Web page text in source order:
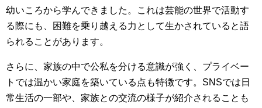
幼いころから学んできました。これは芸能の世界で活動す
る際にも、困難を乗り越える力として生かされていると語
られることがあります。
さらに、家族の中で公私を分ける意識が強く、プライベー
トでは温かい家庭を築いている点も特徴です。SNSでは日
常生活の一部や、家族との交流の様子が紹介されることも